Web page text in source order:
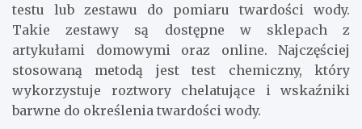
testu lub zestawu do pomiaru twardości wody.
Takie zestawy są dostępne w sklepach z
artykułami domowymi oraz online. Najczęściej
stosowaną metodą jest test chemiczny, który
wykorzystuje roztwory chelatujące i wskaźniki
barwne do określenia twardości wody.